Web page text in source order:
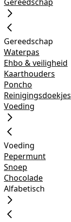
Gereedschap
Waterpas
Ehbo & veiligheid
Kaarthouders
Poncho
Reinigingsdoekjes
Voeding
Voeding
Pepermunt
Snoep
Chocolade
Alfabetisch